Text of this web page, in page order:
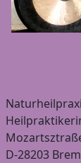
D-28203